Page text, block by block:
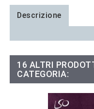
Descrizione
16 ALTRI
CATEGORIA: